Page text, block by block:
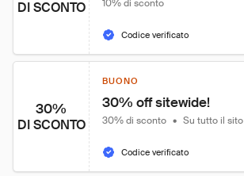
DI SCONTO 10% di sconto
Codice verificato
30%
DI SCONTO
BUONO
30% off sitewide!
30% di sconto • Su tutto il sito
Codice verificato